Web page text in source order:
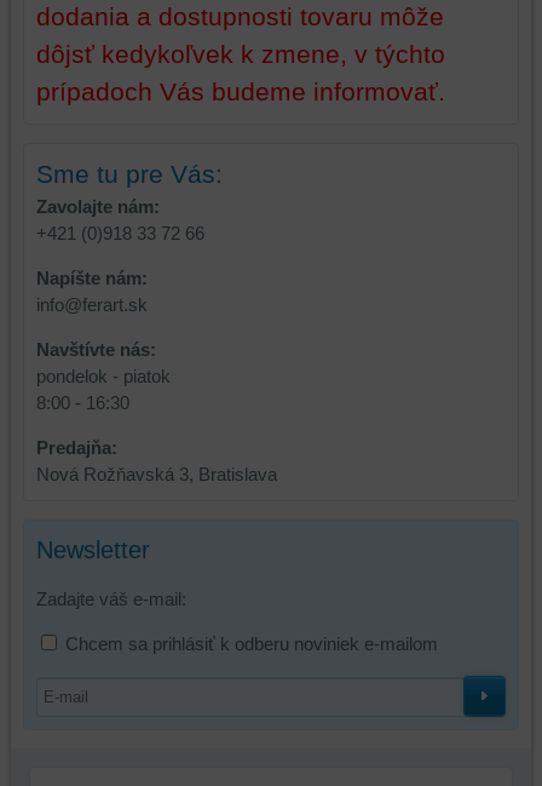
dodania a dostupnosti tovaru môže
dôjsť kedykoľvek k zmene, v týchto
prípadoch Vás budeme informovať.
Sme tu pre Vás:
Zavolajte nám:
+421 (0)918 33 72 66
Napíšte nám:
info@ferart.sk
Navštívte nás:
pondelok - piatok
8:00 - 16:30
Predajňa:
Nová Rožňavská 3, Bratislava
Newsletter
Zadajte váš e-mail:
Chcem sa prihlásiť k odberu noviniek e-mailom
používať
skripty
a/alebo
zdroje
widgety
atď.